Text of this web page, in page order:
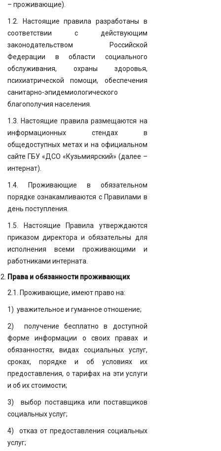
– проживающие).
1.2. Настоящие правила разработаны в
соответствии с действующим
законодательством Российской
Федерации в области социального
обслуживания, охраны здоровья,
психиатрической помощи, обеспечения
санитарно-эпидемиологического
благополучия населения.
1.3. Настоящие правила размещаются на
информационных стендах в
общедоступных метах и на официальном
сайте ГБУ «ДСО «Кузьмиярский» (далее –
интернат).
1.4. Проживающие в обязательном
порядке ознакамливаются с Правилами в
день поступления.
1.5. Настоящие Правила утверждаются
приказом директора и обязательны для
исполнения всеми проживающими и
работниками интерната.
Права и обязанности проживающих
2.1. Проживающие, имеют право на:
1) уважительное и гуманное отношение;
2) получение бесплатно в доступной
форме информации о своих правах и
обязанностях, видах социальных услуг,
сроках, порядке и об условиях их
предоставления, о тарифах на эти услуги
и об их стоимости;
3) выбор поставщика или поставщиков
социальных услуг;
4) отказ от предоставления социальных
услуг;